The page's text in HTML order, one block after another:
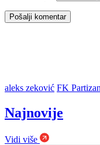
aleks zeković FK Partizan
Najnovije
Vidi više